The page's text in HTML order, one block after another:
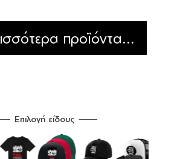
προϊόντα...
Επιλογή είδους